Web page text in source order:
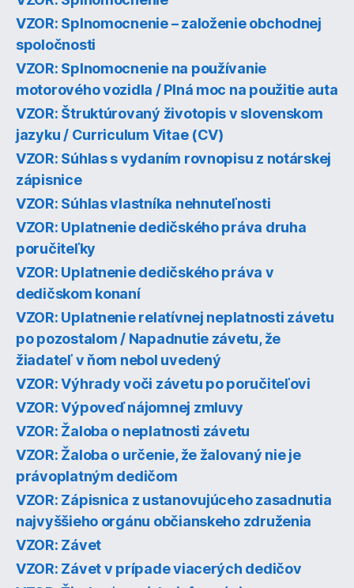
VZOR: Splnomocnenie – založenie obchodnej
spoločnosti
VZOR: Splnomocnenie na používanie
motorového vozidla / Plná moc na použitie auta
VZOR: Štruktúrovaný životopis v slovenskom
jazyku / Curriculum Vitae (CV)
VZOR: Súhlas s vydaním rovnopisu z notárskej
zápisnice
VZOR: Súhlas vlastníka nehnuteľnosti
VZOR: Uplatnenie dedičského práva druha
poručiteľky
VZOR: Uplatnenie dedičského práva v
dedičskom konaní
VZOR: Uplatnenie relatívnej neplatnosti závetu
po pozostalom / Napadnutie závetu, že
žiadateľ v ňom nebol uvedený
VZOR: Výhrady voči závetu po poručiteľovi
VZOR: Výpoveď nájomnej zmluvy
VZOR: Žaloba o neplatnosti závetu
VZOR: Žaloba o určenie, že žalovaný nie je
právoplatným dedičom
VZOR: Zápisnica z ustanovujúceho zasadnutia
najvyššieho orgánu občianskeho združenia
VZOR: Závet
VZOR: Závet v prípade viacerých dedičov